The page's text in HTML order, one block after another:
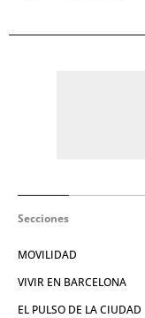
Secciones
MOVILIDAD
VIVIR EN BARCELONA
EL PULSO DE LA CIUDAD